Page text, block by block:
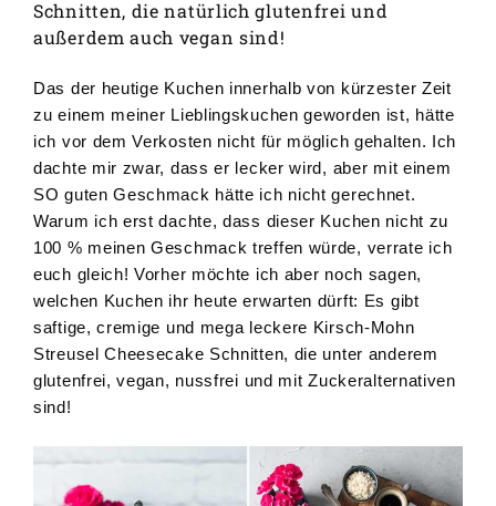
Schnitten, die natürlich glutenfrei und
außerdem auch vegan sind!
Das der heutige Kuchen innerhalb von kürzester Zeit
zu einem meiner Lieblingskuchen geworden ist, hätte
ich vor dem Verkosten nicht für möglich gehalten. Ich
dachte mir zwar, dass er lecker wird, aber mit einem
SO guten Geschmack hätte ich nicht gerechnet.
Warum ich erst dachte, dass dieser Kuchen nicht zu
100 % meinen Geschmack treffen würde, verrate ich
euch gleich! Vorher möchte ich aber noch sagen,
welchen Kuchen ihr heute erwarten dürft: Es gibt
saftige, cremige und mega leckere Kirsch-Mohn
Streusel Cheesecake Schnitten, die unter anderem
glutenfrei, vegan, nussfrei und mit Zuckeralternativen
sind!